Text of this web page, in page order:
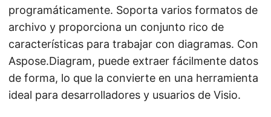
programáticamente. Soporta varios formatos de
archivo y proporciona un conjunto rico de
características para trabajar con diagramas. Con
Aspose.Diagram, puede extraer fácilmente datos
de forma, lo que la convierte en una herramienta
ideal para desarrolladores y usuarios de Visio.